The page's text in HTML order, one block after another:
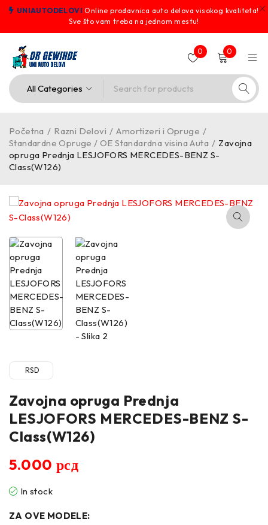
UNIAUTODELOVI Online prodavnica auto delova visokog kvaliteta!
Sve što vam treba na jednom mestu!
0 0
Početna / Razni Delovi / Amortizeri i Opruge /
Standardne Opruge / OE Standardna visina Auta / Zavojna
opruga Prednja LESJOFORS MERCEDES-BENZ S-
Class(W126)
RSD
Zavojna opruga Prednja
LESJOFORS MERCEDES-BENZ S-
Class(W126)
5.000 рсд
In stock
ZA OVE MODELE: